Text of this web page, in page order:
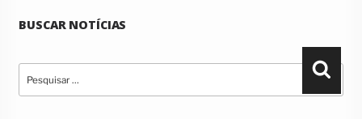
BUSCAR NOTÍCIAS
por: